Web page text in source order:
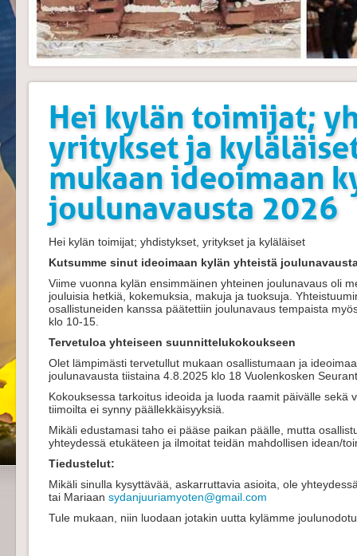
Hei kylän toimijat;
yritykset ja
mukaan ideoimaan
joulunavausta 2026
Hei kylän toimijat; yhdistykset, yritykset ja kyläläiset
Kutsumme sinut ideoimaan kylän yhteistä
Viime vuonna kylän ensimmäinen yhteinen joulunavaus oli
jouluisia hetkiä, kokemuksia, makuja ja tuoksuja.
osallistuneiden kanssa päätettiin joulunavaus tempaista
klo 10-15.
Tervetuloa yhteiseen suunnittelukokoukseen
Olet lämpimästi tervetullut mukaan osallistumaan ja
joulunavausta tiistaina 4.8.2025 klo 18 Vuolenkosken
Kokouksessa tarkoitus ideoida ja luoda raamit päivälle sekä
tiimoilta ei synny päällekkäisyyksiä.
Mikäli edustamasi taho ei pääse paikan päälle, mutta
yhteydessä etukäteen ja ilmoitat teidän mahdollisen idean/
Tiedustelut:
Mikäli sinulla kysyttävää, askarruttavia asioita, ole
tai Mariaan sydanjuuriamyoten@gmail.com
Tule mukaan, niin luodaan jotakin uutta kylämme